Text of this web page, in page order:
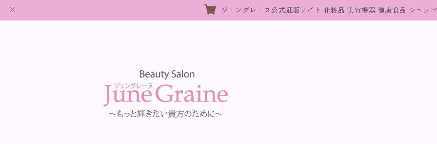
ジュングレーヌ公式通販サイト 化粧品 美容機器 健康食品 ショッ